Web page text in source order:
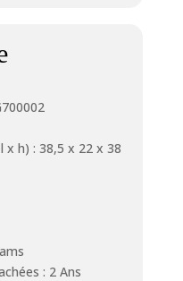
x h) : 38,5 x 22 x 38
: 2 Ans